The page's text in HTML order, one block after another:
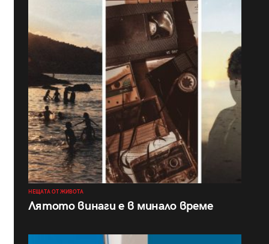
НЕЩАТА ОТ ЖИВОТА
Лятото винаги е в минало време